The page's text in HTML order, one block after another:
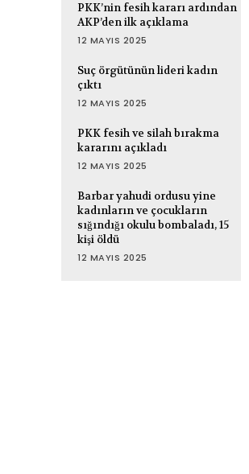
PKK’nin fesih kararı ardından
AKP’den ilk açıklama
12 MAYIS 2025
Suç örgütünün lideri kadın
çıktı
12 MAYIS 2025
PKK fesih ve silah bırakma
kararını açıkladı
12 MAYIS 2025
Barbar yahudi ordusu yine
kadınların ve çocukların
sığındığı okulu bombaladı, 15
kişi öldü
12 MAYIS 2025